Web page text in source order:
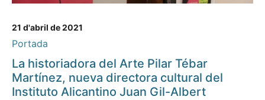
21 d'abril de 2021
Portada
La historiadora del Arte Pilar Tébar
Martínez, nueva directora cultural del
Instituto Alicantino Juan Gil-Albert